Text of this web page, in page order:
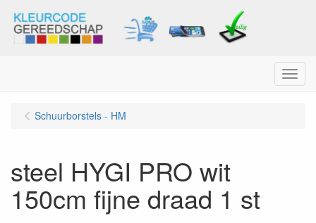
Menu
Schuurborstels - HM
steel HYGI PRO wit
150cm fijne draad 1 st